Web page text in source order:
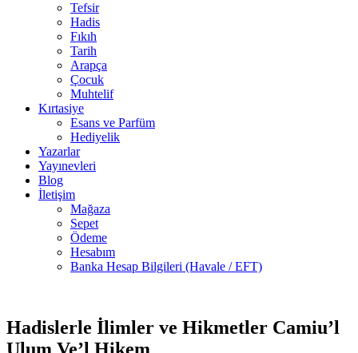
Tefsir
Hadis
Fıkıh
Tarih
Arapça
Çocuk
Muhtelif
Kırtasiye
Esans ve Parfüm
Hediyelik
Yazarlar
Yayınevleri
Blog
İletişim
Mağaza
Sepet
Ödeme
Hesabım
Banka Hesap Bilgileri (Havale / EFT)
Hadislerle İlimler ve Hikmetler Camiu’l